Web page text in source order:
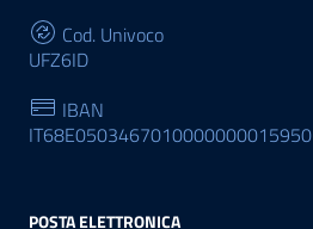
Cod. Univoco
UFZ6ID
IBAN
IT68E0503467010000000015950
POSTA ELETTRONICA